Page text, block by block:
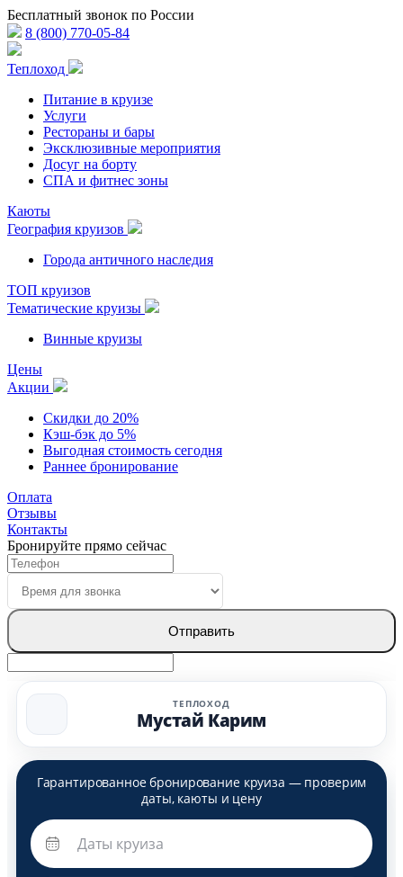
Бесплатный звонок по России
8 (800) 770-05-84
Теплоход
Питание в круизе
Услуги
Рестораны и бары
Эксклюзивные мероприятия
Досуг на борту
СПА и фитнес зоны
Каюты
География круизов
Города античного наследия
ТОП круизов
Тематические круизы
Винные круизы
Цены
Акции
Скидки до 20%
Кэш-бэк до 5%
Выгодная стоимость сегодня
Раннее бронирование
Оплата
Отзывы
Контакты
Бронируйте прямо сейчас
Отправить